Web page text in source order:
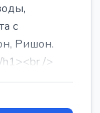
с
Ришон.
/>